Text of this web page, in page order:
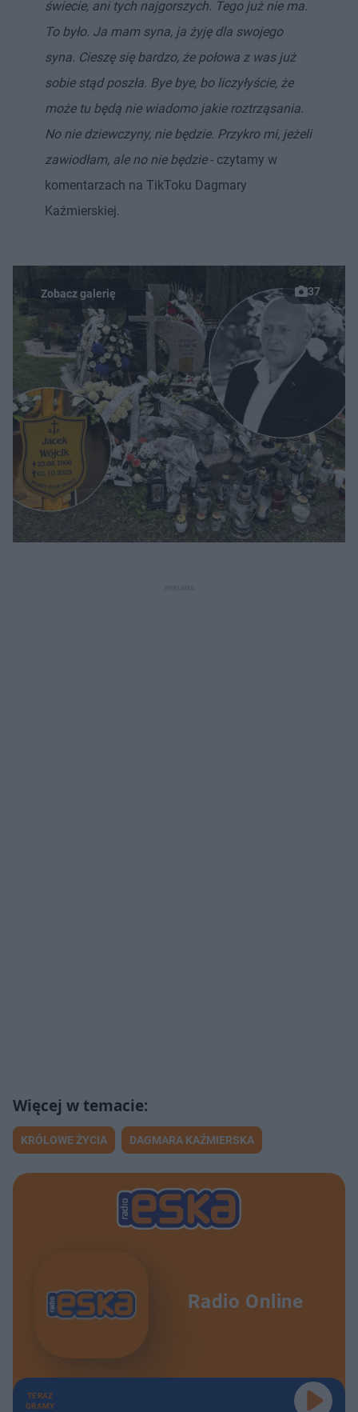
świecie, ani tych najgorszych. Tego już nie ma.
To było. Ja mam syna, ja żyję dla swojego
syna. Cieszę się bardzo, że połowa z was już
sobie stąd poszła. Bye bye, bo liczyłyście, że
może tu będą nie wiadomo jakie roztrząsania.
No nie dziewczyny, nie będzie. Przykro mi, jeżeli
zawiodłam, ale no nie będzie- czytamy w
komentarzach na TikToku Dagmary
Kaźmierskiej.
37
KRÓLOWE ŻYCIA DAGMARA KAŹMIERSKA
Radio Online
TERAZ
GRAMY